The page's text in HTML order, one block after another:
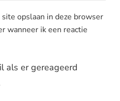
opslaan in deze browser
wanneer ik een reactie
als er gereageerd